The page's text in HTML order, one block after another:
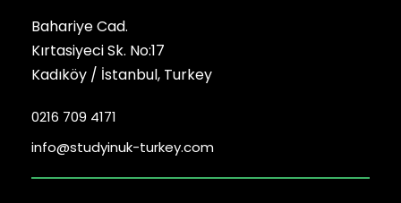
Bahariye Cad.
Kırtasiyeci Sk. No:17
Kadıköy / İstanbul, Turkey
0216 709 4171
info@studyinuk-turkey.com